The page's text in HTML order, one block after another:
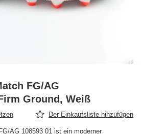
FG/AG
Ground, Weiß
Der Einkaufsliste hinzufügen
AG 108593 01 ist ein moderner